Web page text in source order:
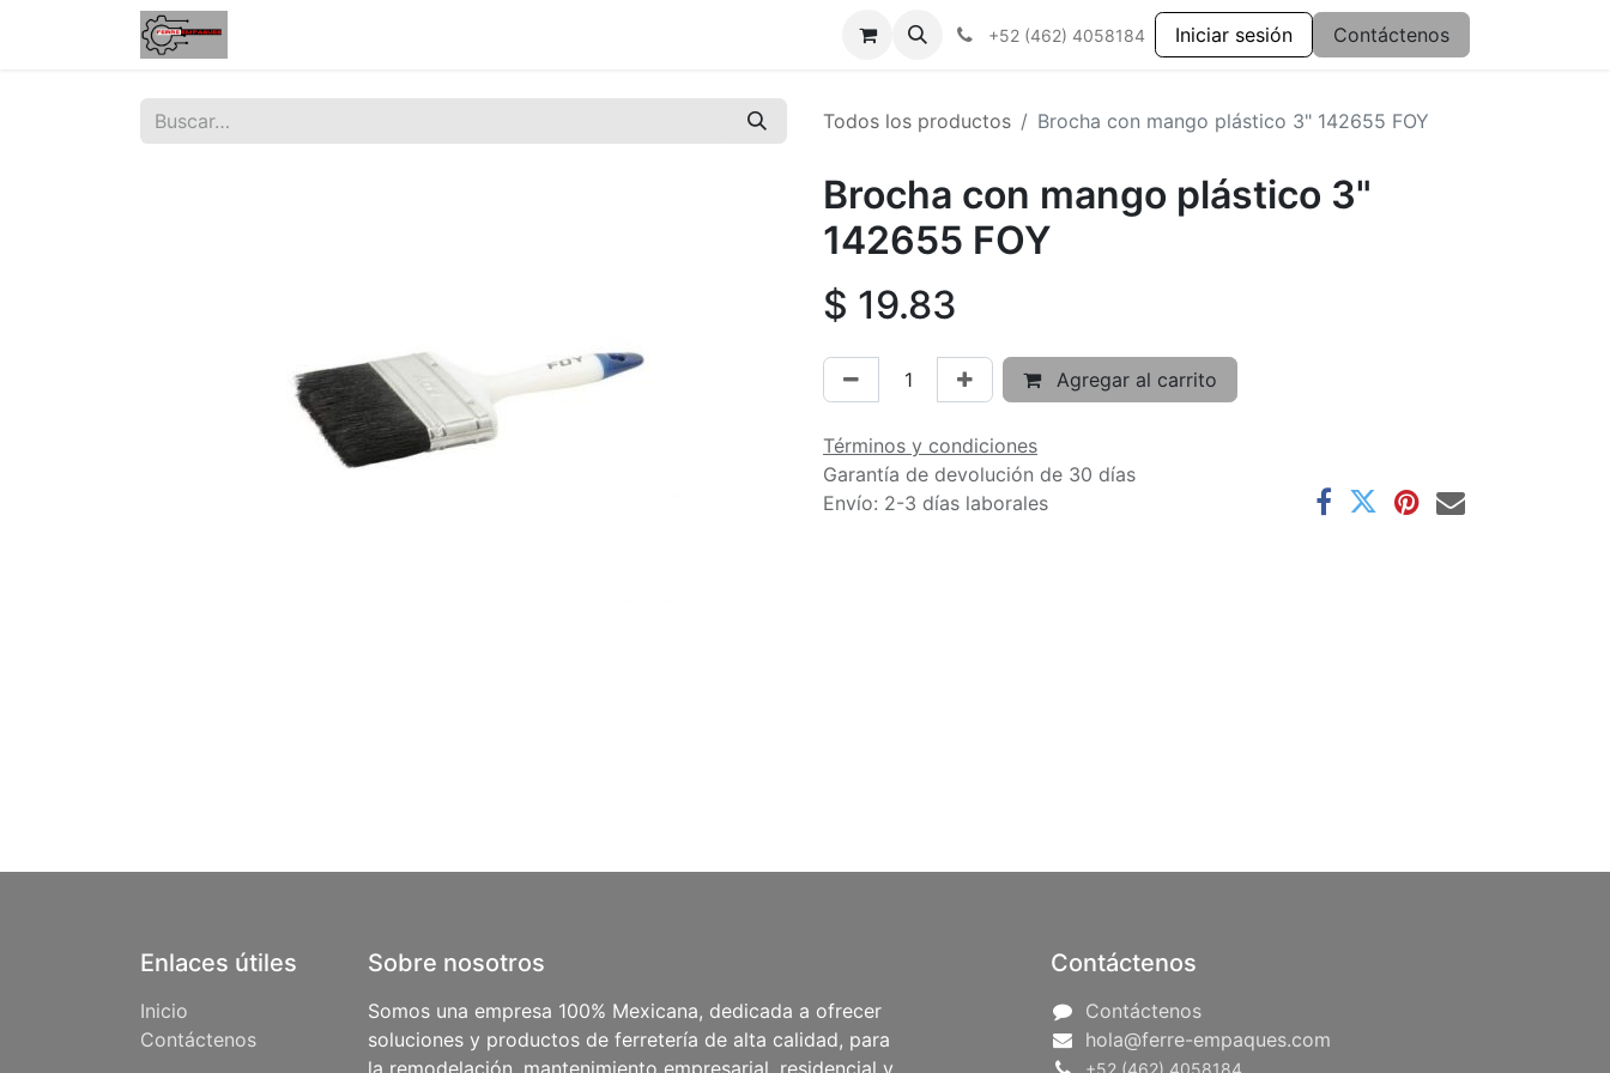
+52 (462) 4058184 Iniciar sesión Contáctenos
Todos los productos Brocha con mango plástico 3" 142655 FOY
Brocha con mango plástico 3"
142655 FOY
$ 19.83
Agregar al carrito
Términos y condiciones
Garantía de devolución de 30 días
Envío: 2-3 días laborales
Enlaces útiles
Inicio
Contáctenos
Sobre nosotros
Somos una empresa 100% Mexicana, dedicada a ofrecer
soluciones y productos de ferretería de alta calidad, para
la remodelación, mantenimiento empresarial, residencial y
Contáctenos
Contáctenos
hola@ferre-empaques.com
+52 (462) 4058184